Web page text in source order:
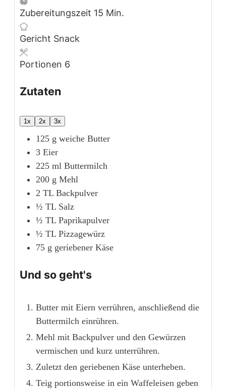
Zubereitungszeit 15 Minuten
Min.
Gericht Snack
Portionen 6
Zutaten
1x 2x 3x
125 g weiche Butter
3 Eier
225 ml Buttermilch
200 g Mehl
2 TL Backpulver
½ TL Salz
½ TL Paprikapulver
½ TL Pizzagewürz
75 g geriebener Käse
Und so geht's
Butter mit Eiern verrühren, anschließend die
Buttermilch einrühren.
Mehl mit Backpulver und den Gewürzen
vermischen und kurz unterrühren.
Zuletzt den geriebenen Käse unterheben.
Teig portionsweise in ein Waffeleisen geben